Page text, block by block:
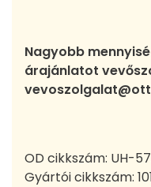
Nagyobb
árajánlatot
OD cikkszám: UH-
Gyártói cikkszám: